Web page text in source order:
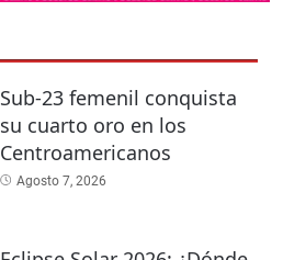
Sub-23 femenil conquista
su cuarto oro en los
Centroamericanos
Agosto 7, 2026